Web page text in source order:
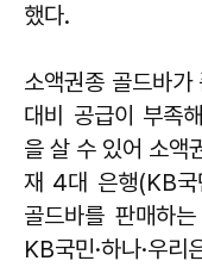
했다.
소액권종 골드바
대비 공급이 부족
을 살 수 있어 소액
재 4대 은행(KB국
골드바를 판매하
KB국민·하나·우